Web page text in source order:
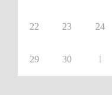
22 23 24
29 30 1